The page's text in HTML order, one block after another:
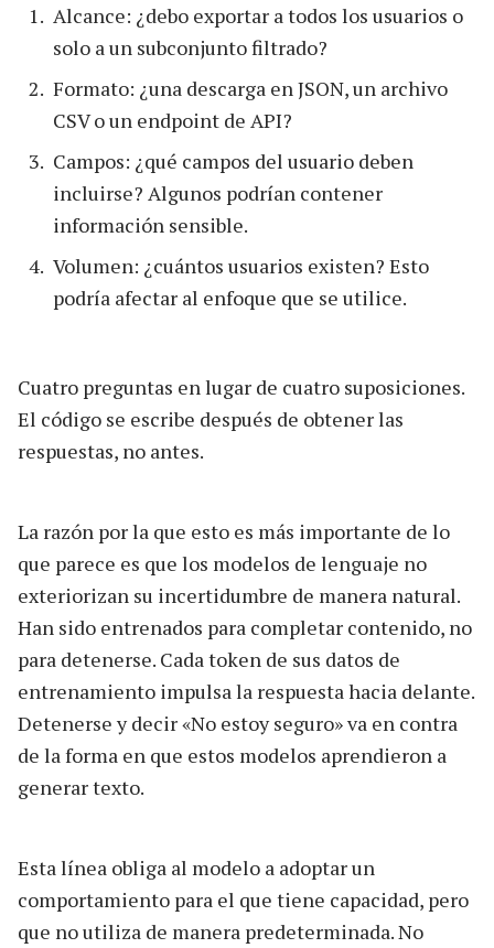
Alcance: ¿debo exportar a todos los usuarios o
solo a un subconjunto filtrado?
Formato: ¿una descarga en JSON, un archivo
CSV o un endpoint de API?
Campos: ¿qué campos del usuario deben
incluirse? Algunos podrían contener
información sensible.
Volumen: ¿cuántos usuarios existen? Esto
podría afectar al enfoque que se utilice.
Cuatro preguntas en lugar de cuatro suposiciones.
El código se escribe después de obtener las
respuestas, no antes.
La razón por la que esto es más importante de lo
que parece es que los modelos de lenguaje no
exteriorizan su incertidumbre de manera natural.
Han sido entrenados para completar contenido, no
para detenerse. Cada token de sus datos de
entrenamiento impulsa la respuesta hacia delante.
Detenerse y decir «No estoy seguro» va en contra
de la forma en que estos modelos aprendieron a
generar texto.
Esta línea obliga al modelo a adoptar un
comportamiento para el que tiene capacidad, pero
que no utiliza de manera predeterminada. No